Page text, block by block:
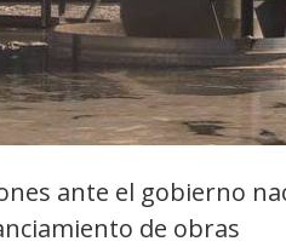
ante el gobierno
de obras